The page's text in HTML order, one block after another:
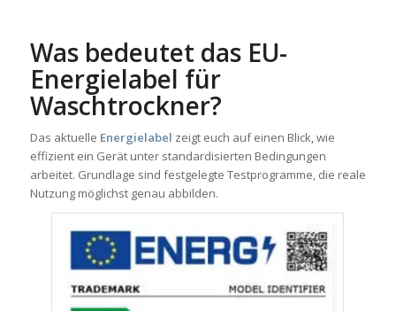
Was bedeutet das EU-
Energielabel für
Waschtrockner?
Das aktuelle Energielabel zeigt euch auf einen Blick, wie
effizient ein Gerät unter standardisierten Bedingungen
arbeitet. Grundlage sind festgelegte Testprogramme, die reale
Nutzung möglichst genau abbilden.